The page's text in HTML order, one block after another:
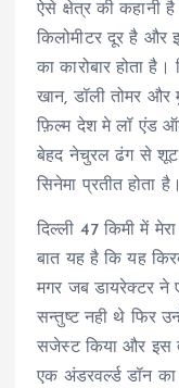
ऐसे क्षेत्र की कहानी
किलोमीटर दूर है और
का कारोबार होता
खान, डॉली तोमर और
फ़िल्म देश मे लॉ एंड
बेहद नेचुरल ढंग से शूट
सिनेमा प्रतीत होता है।
दिल्ली 47 किमी में
बात यह है कि यह
मगर जब डायरेक्टर ने
सन्तुष्ट नही थे फिर
सजेस्ट किया और इस
एक अंडरवर्ल्ड डॉन